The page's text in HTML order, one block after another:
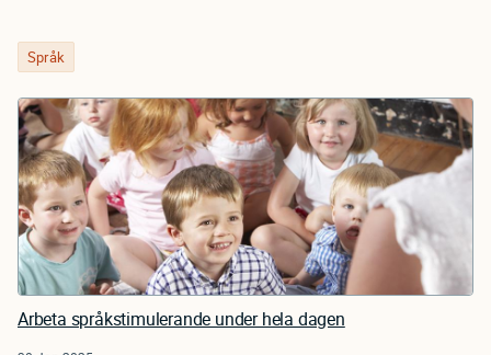
Språk
Arbeta språkstimulerande under hela dagen